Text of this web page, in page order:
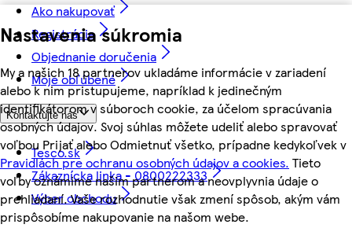
Nastavenia súkromia
My a našich 18 partnerov ukladáme informácie v zariadení
alebo k nim pristupujeme, napríklad k jedinečným
identifikátorom v súboroch cookie, za účelom spracúvania
osobných údajov. Svoj súhlas môžete udeliť alebo spravovať
voľbou Prijať alebo Odmietnuť všetko, prípadne kedykoľvek v
Pravidlách pre ochranu osobných údajov a cookies. Tieto
voľby oznámime našim partnerom a neovplyvnia údaje o
prehliadaní. Vaše rozhodnutie však zmení spôsob, akým vám
prispôsobíme nakupovanie na našom webe.
Ako nakupovať
Registrácia
Objednanie doručenia
Moje obľúbené
Kontaktujte nás
Tesco.sk
Zákaznícka linka - 0800222333
Výber obchodu